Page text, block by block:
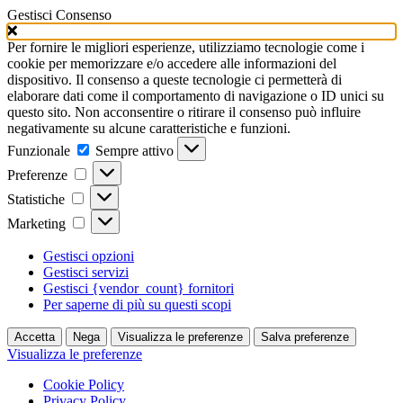
Gestisci Consenso
Per fornire le migliori esperienze, utilizziamo tecnologie come i
cookie per memorizzare e/o accedere alle informazioni del
dispositivo. Il consenso a queste tecnologie ci permetterà di
elaborare dati come il comportamento di navigazione o ID unici su
questo sito. Non acconsentire o ritirare il consenso può influire
negativamente su alcune caratteristiche e funzioni.
Funzionale
Funzionale
Sempre attivo
Preferenze
Preferenze
Statistiche Statistiche
Marketing Marketing
Gestisci opzioni
Gestisci servizi
Gestisci {vendor_count} fornitori
Per saperne di più su questi scopi
Accetta Nega Visualizza le preferenze Salva preferenze
Visualizza le preferenze
Cookie Policy